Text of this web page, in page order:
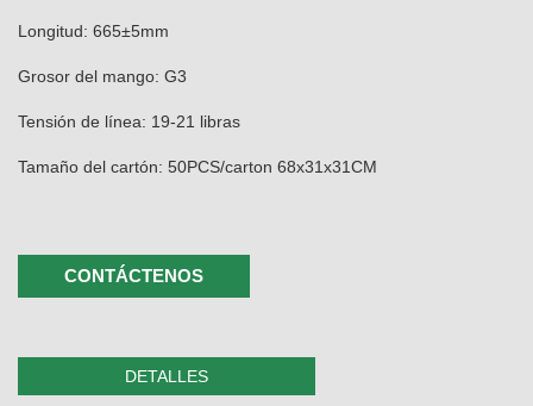
Longitud: 665±5mm
Grosor del mango: G3
Tensión de línea: 19-21 libras
Tamaño del cartón: 50PCS/carton 68x31x31CM
CONTÁCTENOS
DETALLES